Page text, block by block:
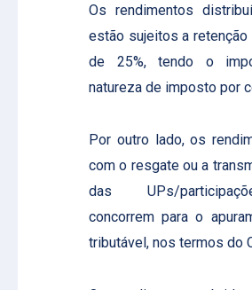
Os rendimentos
estão sujeitos a retenção
de 25%, tendo o
natureza de imposto por
Por outro lado, os
com o resgate ou a
das UPs/
concorrem para o
tributável, nos termos do